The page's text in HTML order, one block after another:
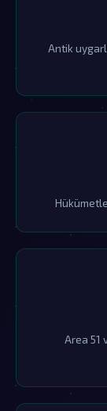
Antik
Area 51